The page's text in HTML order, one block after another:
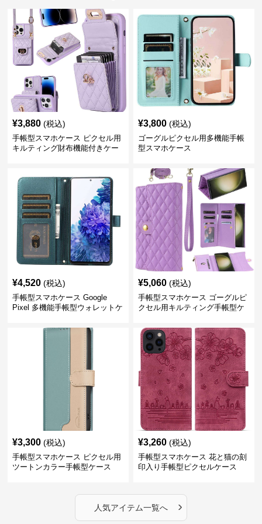
¥3,880 (税込)
手帳型スマホケース ピクセル用
キルティング財布機能付きケー
¥3,800 (税込)
ゴーグルピクセル用多機能手帳
型スマホケース
¥4,520 (税込)
手帳型スマホケース Google
Pixel 多機能手帳型ウォレットケ
¥5,060 (税込)
手帳型スマホケース ゴーグルピ
クセル用キルティング手帳型ケ
¥3,300 (税込)
手帳型スマホケース ピクセル用
ツートンカラー手帳型ケース
¥3,260 (税込)
手帳型スマホケース 花と猫の刻
印入り手帳型ピクセルケース
人気アイテム一覧へ ›